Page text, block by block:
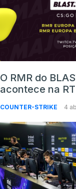
O RMR do
acontece na
COUNTER-STRIKE 4